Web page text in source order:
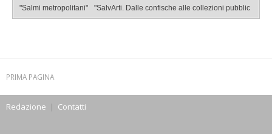
"Salmi metropolitani"
"SalvArti. Dalle confische alle collezioni pubblic
PRIMA PAGINA
Redazione | Contatti